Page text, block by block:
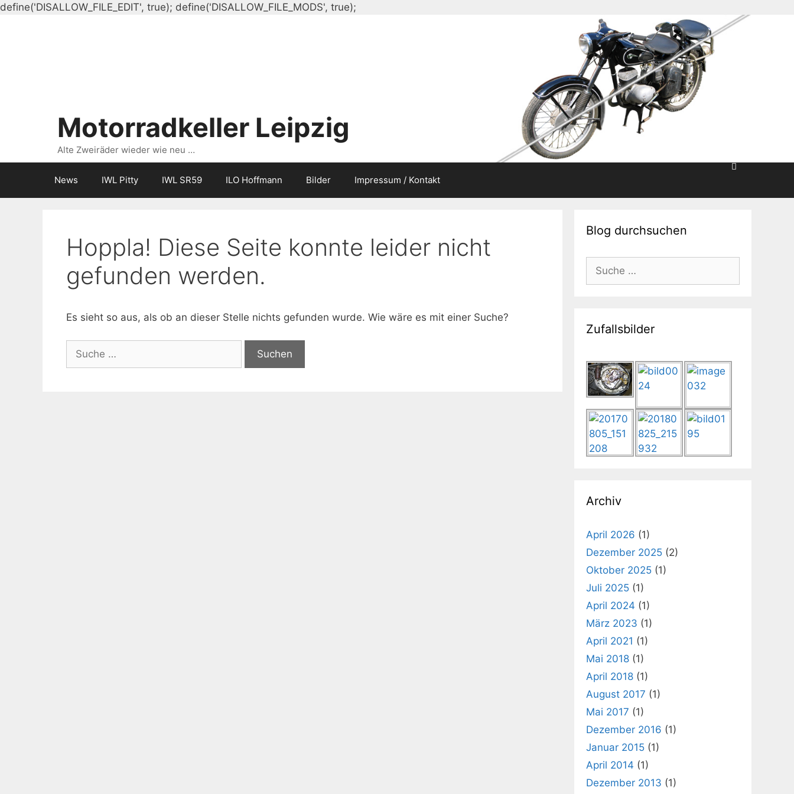
define('DISALLOW_FILE_EDIT', true); define('DISALLOW_FILE_MODS', true);
Motorradkeller Leipzig
Alte Zweiräder wieder wie neu …
News IWL Pitty IWL SR59 ILO Hoffmann Bilder Impressum / Kontakt
Hoppla! Diese Seite konnte leider nicht
gefunden werden.
Es sieht so aus, als ob an dieser Stelle nichts gefunden wurde. Wie wäre es mit einer Suche?
nach:
Blog durchsuchen
Suche
nach:
Zufallsbilder
Archiv
April 2026 (1)
Dezember 2025 (2)
Oktober 2025 (1)
Juli 2025 (1)
April 2024 (1)
März 2023 (1)
April 2021 (1)
Mai 2018 (1)
April 2018 (1)
August 2017 (1)
Mai 2017 (1)
Dezember 2016 (1)
Januar 2015 (1)
April 2014 (1)
Dezember 2013 (1)